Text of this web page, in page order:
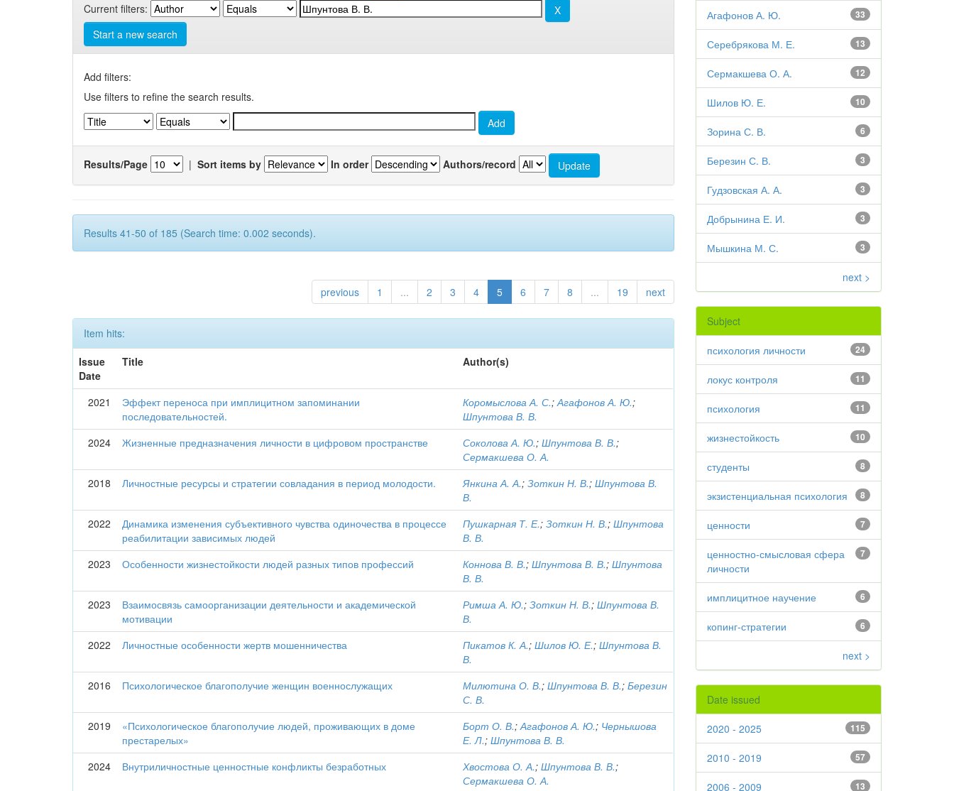
Current filters:
Start a new search
Add filters:
Use filters to refine the search results.
Results/Page | Sort items by In order Authors/record
Results 41-50 of 185 (Search time: 0.002 seconds).
previous 1 ... 2 3 4 5 6 7 8 ... 19 next
Item hits:
Issue
Date
Title Author(s)
2021
Эффект переноса при имплицитном запоминании
последовательностей.
Коромыслова А. С.;Агафонов А. Ю.;
Шпунтова В. В.
2024
Жизненные предназначения личности в цифровом пространстве Соколова А. Ю.;Шпунтова В. В.;
Сермакшева О. А.
2018
Личностные ресурсы и стратегии совладания в период молодости. Янкина А. А.;Зоткин Н. В.;Шпунтова В.
В.
2022
Динамика изменения субъективного чувства одиночества в процессе
реабилитации зависимых людей
Пушкарная Т. Е.;Зоткин Н. В.;Шпунтова
В. В.
2023
Особенности жизнестойкости людей разных типов профессий Коннова В. В.;Шпунтова В. В.;Шпунтова
В. В.
2023
Взаимосвязь самоорганизации деятельности и академической
мотивации
Римша А. Ю.;Зоткин Н. В.;Шпунтова В.
В.
2022
Личностные особенности жертв мошенничества Пикатов К. А.;Шилов Ю. Е.;Шпунтова В.
В.
2016
Психологическое благополучие женщин военнослужащих Милютина О. В.;Шпунтова В. В.;Березин
С. В.
2019
«Психологическое благополучие людей, проживающих в доме
престарелых»
Борт О. В.;Агафонов А. Ю.; Чернышова
Е. Л.;Шпунтова В. В.
2024
Внутриличностные ценностные конфликты безработных Хвостова О. А.;Шпунтова В. В.;
Сермакшева О. А.
33
Агафонов А. Ю.
13
Серебрякова М. Е.
12
Сермакшева О. А.
10
Шилов Ю. Е.
6
Зорина С. В.
3
Березин С. В.
3
Гудзовская А. А.
3
Добрынина Е. И.
3
Мышкина М. С.
next >
Subject
24
психология личности
11
локус контроля
11
психология
10
жизнестойкость
8
студенты
8
экзистенциальная психология
7
ценности
7
ценностно-смысловая сфера
личности
6
имплицитное научение
6
копинг-стратегии
next >
Date issued
115
2020 - 2025
57
2010 - 2019
13
2006 - 2009